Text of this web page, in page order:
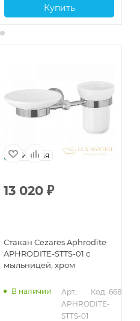
Купить
Италия
13 020 ₽
Стакан Cezares Aphrodite
APHRODITE-STTS-01 с
мыльницей, хром
В наличии
Арт.:
APHRODITE-
STTS-01
Код: 66840